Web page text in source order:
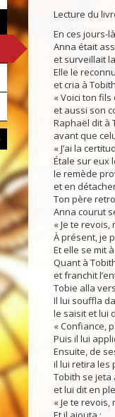
Lecture du
En ces jours-
Anna était
et surveillait
Elle le
et cria à
« Voici ton
et aussi son
Raphaël dit à
avant que
« J’ai la
Étale sur eux
le remède
et en
Ton père
Anna courut
« Je te
À présent, je
Et elle se mit
Quant à
et franchit
Tobie alla
Il lui souffla
le saisit et lui
« Confiance,
Puis il lui
Ensuite, de
il lui retira les
Tobith se jeta
et lui dit en
« Je te